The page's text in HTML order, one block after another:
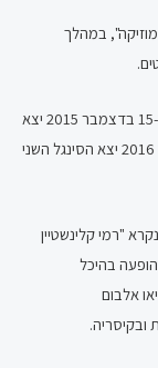
למוזיקה", במהלך
ב-2014 החל לעבוד עם קרן פלס על פרויקט משותף. ב-15 בדצמבר 2015 יצא
הסינגל הראשון מהאלבום, עד אשר ישוב. ב-1 בפברואר 2016 יצא הסינגל השני
המשותף של השניים יצא ב-3 בפברואר 2016 ונקרא "רמי קלינשטיין
בהיכל
בהמשך הוציאו אלבום